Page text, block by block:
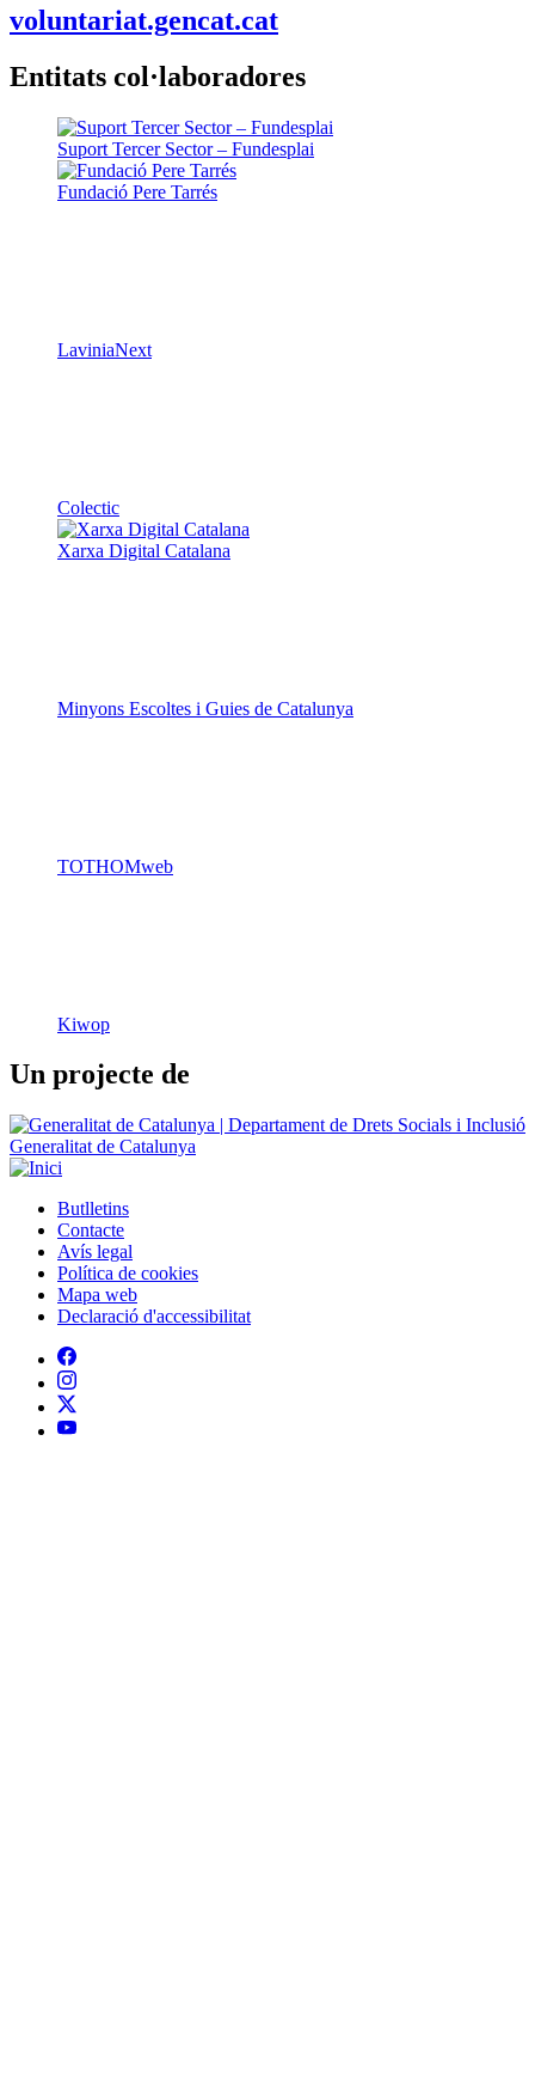
voluntariat.gencat.cat
Entitats col·laboradores
Suport Tercer Sector – Fundesplai
Fundació Pere Tarrés
LaviniaNext
Colectic
Xarxa Digital Catalana
Minyons Escoltes i Guies de Catalunya
TOTHOMweb
Kiwop
Un projecte de
Generalitat de Catalunya
Peu
Butlletins
Contacte
Avís legal
Política de cookies
Mapa web
Declaració d'accessibilitat